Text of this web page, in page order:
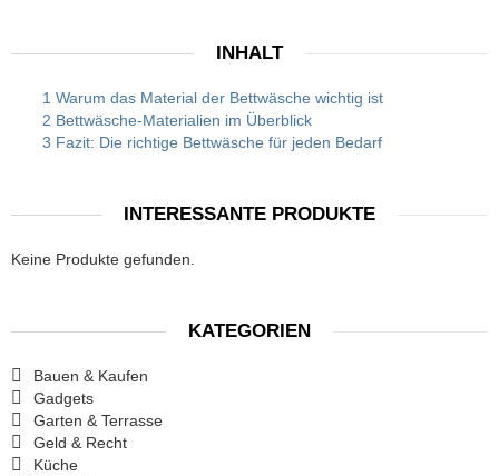
INHALT
1 Warum das Material der Bettwäsche wichtig ist
2 Bettwäsche-Materialien im Überblick
3 Fazit: Die richtige Bettwäsche für jeden Bedarf
INTERESSANTE PRODUKTE
Keine Produkte gefunden.
KATEGORIEN
Bauen & Kaufen
Gadgets
Garten & Terrasse
Geld & Recht
Küche